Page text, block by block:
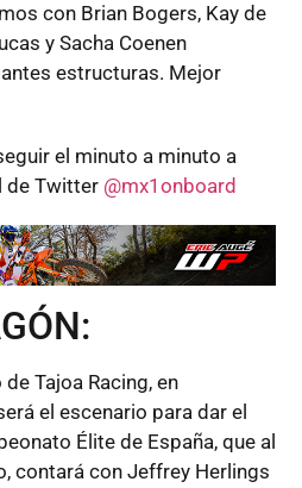
con Brian Bogers, Kay de
y Sacha Coenen
estructuras. Mejor
el minuto a minuto a
de Twitter @mx1onboard
Tajoa Racing, en
el escenario para dar el
Élite de España, que al
contará con Jeffrey Herlings